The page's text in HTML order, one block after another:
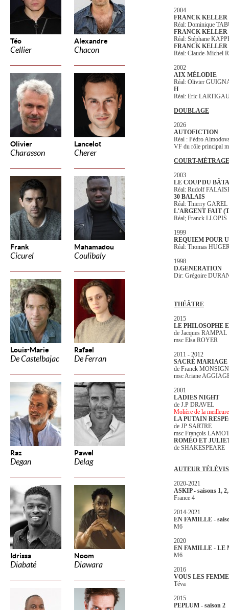
Téo
Cellier
Alexandre
Chacon
Olivier
Charasson
Lancelot
Cherer
Frank
Cicurel
Mahamadou
Coulibaly
Louis-Marie
De Castelbajac
Rafael
De Ferran
Raz
Degan
Pawel
Delag
Idrissa
Diabaté
Noom
Diawara
2004
FRANCK KELLER
Réal: Dominique
FRANCK KELLER
Réal: Stéphane
FRANCK KELLER
Réal: Claude-Michel
2002
AIX MÉLODIE
Réal: Olivier
H
Réal: Eric
DOUBLAGE
2026
AUTOFICTION
Réal : Pédro
VF du rôle principal
COURT-
2003
LE COUP DU
Réal: Rudolf
30 BALAIS
Réal: Thierry GAREL
L'ARGENT FAIT
Réal; Franck LLOPIS
1999
REQUIEM POUR
Réal: Thomas
1998
D.GENERATION
Dir: Grégoire
THÉÂTRE
2015
LE PHILOSOPHE
de Jacques RAMPAL
msc Elsa ROYER
2011 - 2012
SACRÉ MARIAGE
de Franck
msc Ariane
2001
LADIES NIGHT
de J.P DRAVEL
Molière de la
LA PUTAIN
de JP SARTRE
msc François
ROMÉO ET
de SHAKESPEARE
AUTEUR
2020-2021
ASKIP - saisons 1,
France 4
2014-2021
EN FAMILLE -
M6
2020
EN FAMILLE - LE
M6
2016
VOUS LES
Téva
2015
PEPLUM - saison 2